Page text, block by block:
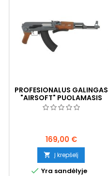
PROFESIONALUS GALINGAS
"AIRSOFT" PUOLAMASIS
ŠAUTUVAS AK47S
169,00 €
 Į krepšelį
 Yra sandėlyje